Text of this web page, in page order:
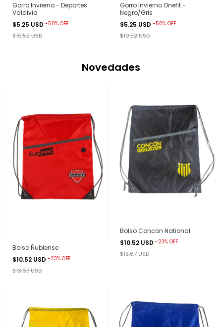
Gorro Invierno - Deportes
Valdivia
$5.25 USD -50% OFF
$10.52 USD
Gorro Invierno Onefit -
Negro/Gris
$5.25 USD -50% OFF
$10.52 USD
Novedades
Bolso Ñublense
$10.52 USD -23% OFF
$13.67 USD
Bolso Concon National
$10.52 USD -23% OFF
$13.67 USD